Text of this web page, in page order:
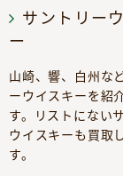
サントリー
ー
山崎、響、白州な
ーウイスキーを紹
す。リストにない
ウイスキーも買取
す。